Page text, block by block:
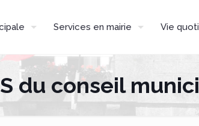
Services en mairie Vie
du conseil